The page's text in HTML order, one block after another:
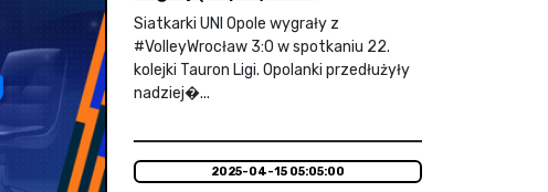
Siatkarki UNI Opole wygrały z
#VolleyWrocław 3:0 w spotkaniu 22.
kolejki Tauron Ligi. Opolanki przedłużyły
nadziej�...
2025-04-15 05:05:00